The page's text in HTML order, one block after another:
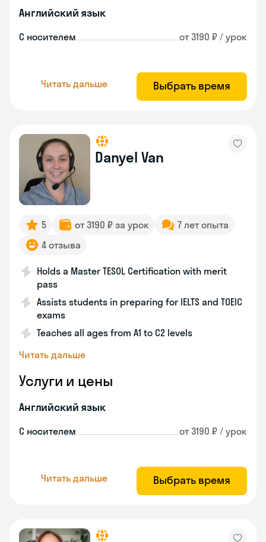
Английский язык
С носителем от 3190 ₽ / урок
Читать дальше Выбрать время
Danyel Van
5 от 3190 ₽ за урок
7 лет опыта
4 отзыва
Holds a Master TESOL Certification with merit
pass
Assists students in preparing for IELTS and TOEIC
exams
Teaches all ages from A1 to C2 levels
Читать дальше
Услуги и цены
Английский язык
С носителем от 3190 ₽ / урок
Читать дальше Выбрать время